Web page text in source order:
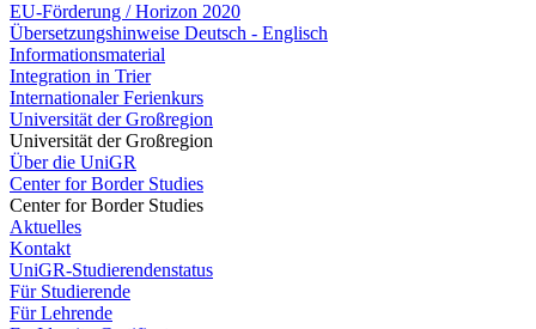
EU-Förderung / Horizon 2020
Übersetzungshinweise Deutsch - Englisch
Informationsmaterial
Integration in Trier
Internationaler Ferienkurs
Universität der Großregion
Universität der Großregion
Über die UniGR
Center for Border Studies
Center for Border Studies
Aktuelles
Kontakt
UniGR-Studierendenstatus
Für Studierende
Für Lehrende